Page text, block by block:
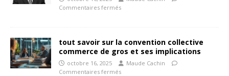
Commentaires fermés
tout savoir sur la convention collective
commerce de gros et ses implications
octobre 16, 2025
Maude Cachin
Commentaires fermés